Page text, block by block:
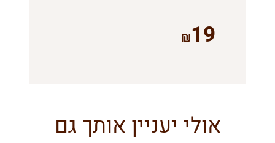
19
אולי יעניין אותך גם